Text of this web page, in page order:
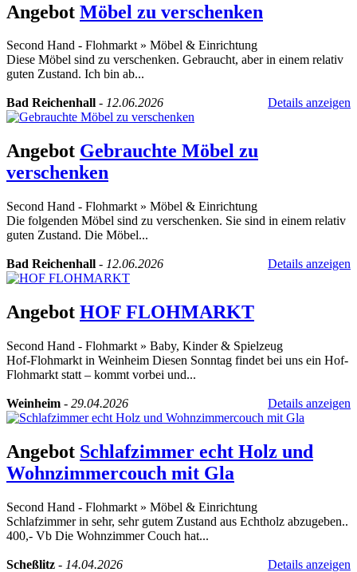
Angebot Möbel zu verschenken
Second Hand - Flohmarkt » Möbel & Einrichtung
Diese Möbel sind zu verschenken. Gebraucht, aber in einem relativ
guten Zustand. Ich bin ab...
Bad Reichenhall - 12.06.2026 Details anzeigen
Angebot Gebrauchte Möbel zu
verschenken
Second Hand - Flohmarkt » Möbel & Einrichtung
Die folgenden Möbel sind zu verschenken. Sie sind in einem relativ
guten Zustand. Die Möbel...
Bad Reichenhall - 12.06.2026 Details anzeigen
Angebot HOF FLOHMARKT
Second Hand - Flohmarkt » Baby, Kinder & Spielzeug
Hof-Flohmarkt in Weinheim Diesen Sonntag findet bei uns ein Hof-
Flohmarkt statt – kommt vorbei und...
Weinheim - 29.04.2026 Details anzeigen
Angebot Schlafzimmer echt Holz und
Wohnzimmercouch mit Gla
Second Hand - Flohmarkt » Möbel & Einrichtung
Schlafzimmer in sehr, sehr gutem Zustand aus Echtholz abzugeben..
400,- Vb Die Wohnzimmer Couch hat...
Scheßlitz - 14.04.2026 Details anzeigen